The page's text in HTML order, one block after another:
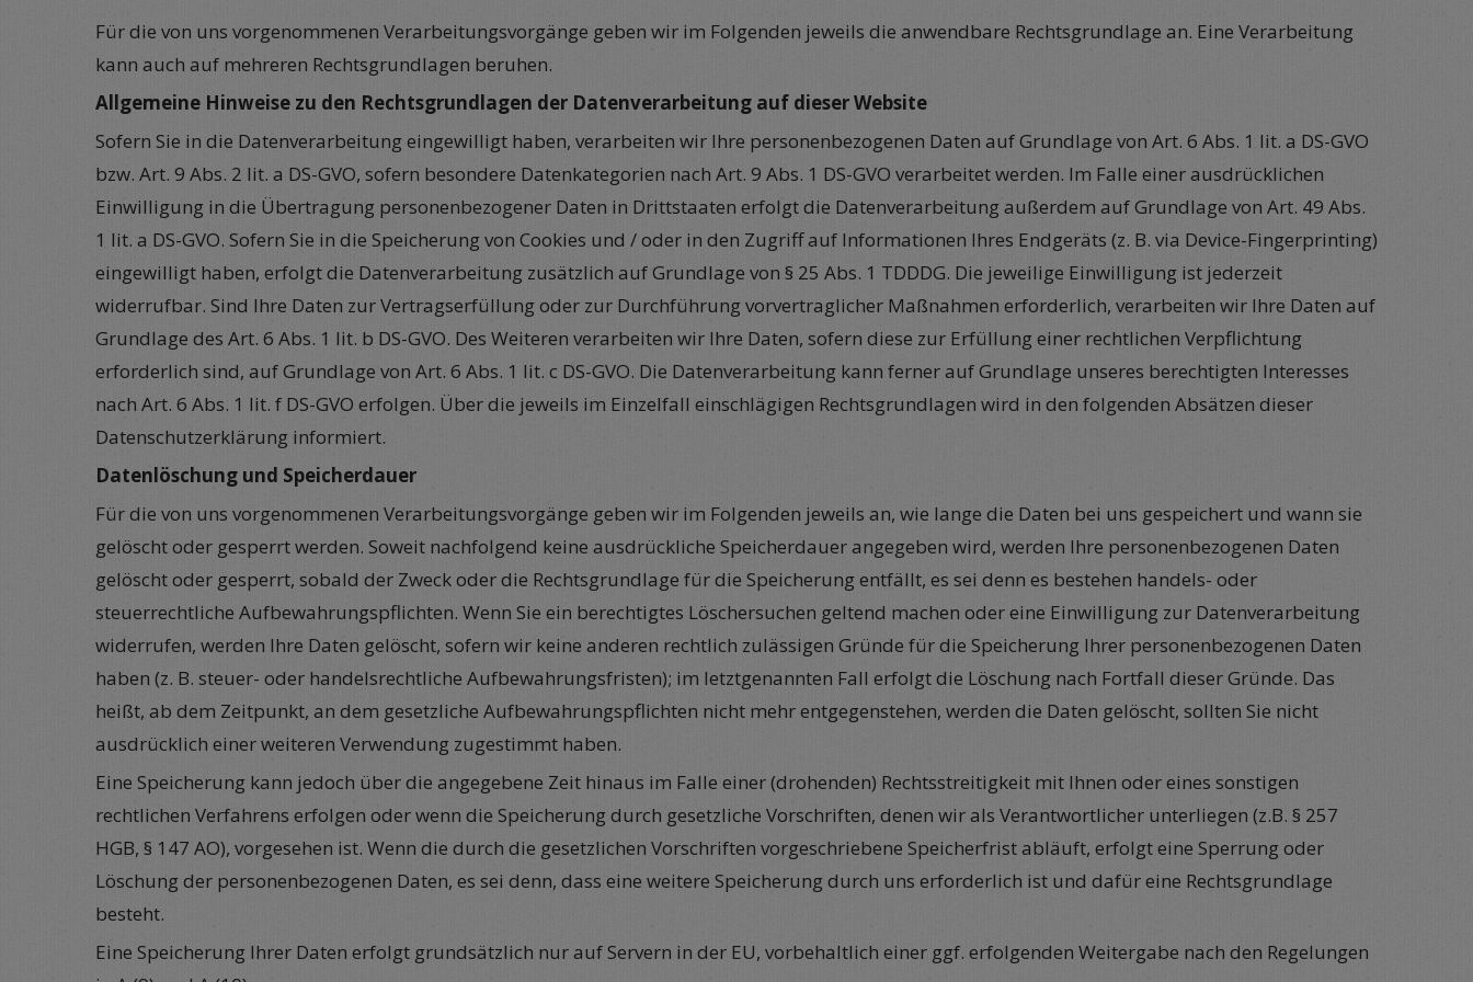
Für die von uns vorgenommenen Verarbeitungsvorgänge geben wir im Folgenden jeweils die anwendbare Rechtsgrundlage an. Eine Verarbeitung
kann auch auf mehreren Rechtsgrundlagen beruhen.
Allgemeine Hinweise zu den Rechtsgrundlagen der Datenverarbeitung auf dieser Website
Sofern Sie in die Datenverarbeitung eingewilligt haben, verarbeiten wir Ihre personenbezogenen Daten auf Grundlage von Art. 6 Abs. 1 lit. a DS-GVO
bzw. Art. 9 Abs. 2 lit. a DS-GVO, sofern besondere Datenkategorien nach Art. 9 Abs. 1 DS-GVO verarbeitet werden. Im Falle einer ausdrücklichen
Einwilligung in die Übertragung personenbezogener Daten in Drittstaaten erfolgt die Datenverarbeitung außerdem auf Grundlage von Art. 49 Abs.
1 lit. a DS-GVO. Sofern Sie in die Speicherung von Cookies und / oder in den Zugriff auf Informationen Ihres Endgeräts (z. B. via Device-Fingerprinting)
eingewilligt haben, erfolgt die Datenverarbeitung zusätzlich auf Grundlage von § 25 Abs. 1 TDDDG. Die jeweilige Einwilligung ist jederzeit
widerrufbar. Sind Ihre Daten zur Vertragserfüllung oder zur Durchführung vorvertraglicher Maßnahmen erforderlich, verarbeiten wir Ihre Daten auf
Grundlage des Art. 6 Abs. 1 lit. b DS-GVO. Des Weiteren verarbeiten wir Ihre Daten, sofern diese zur Erfüllung einer rechtlichen Verpflichtung
erforderlich sind, auf Grundlage von Art. 6 Abs. 1 lit. c DS-GVO. Die Datenverarbeitung kann ferner auf Grundlage unseres berechtigten Interesses
nach Art. 6 Abs. 1 lit. f DS-GVO erfolgen. Über die jeweils im Einzelfall einschlägigen Rechtsgrundlagen wird in den folgenden Absätzen dieser
Datenschutzerklärung informiert.
Datenlöschung und Speicherdauer
Für die von uns vorgenommenen Verarbeitungsvorgänge geben wir im Folgenden jeweils an, wie lange die Daten bei uns gespeichert und wann sie
gelöscht oder gesperrt werden. Soweit nachfolgend keine ausdrückliche Speicherdauer angegeben wird, werden Ihre personenbezogenen Daten
gelöscht oder gesperrt, sobald der Zweck oder die Rechtsgrundlage für die Speicherung entfällt, es sei denn es bestehen handels- oder
steuerrechtliche Aufbewahrungspflichten. Wenn Sie ein berechtigtes Löschersuchen geltend machen oder eine Einwilligung zur Datenverarbeitung
widerrufen, werden Ihre Daten gelöscht, sofern wir keine anderen rechtlich zulässigen Gründe für die Speicherung Ihrer personenbezogenen Daten
haben (z. B. steuer- oder handelsrechtliche Aufbewahrungsfristen); im letztgenannten Fall erfolgt die Löschung nach Fortfall dieser Gründe. Das
heißt, ab dem Zeitpunkt, an dem gesetzliche Aufbewahrungspflichten nicht mehr entgegenstehen, werden die Daten gelöscht, sollten Sie nicht
ausdrücklich einer weiteren Verwendung zugestimmt haben.
Eine Speicherung kann jedoch über die angegebene Zeit hinaus im Falle einer (drohenden) Rechtsstreitigkeit mit Ihnen oder eines sonstigen
rechtlichen Verfahrens erfolgen oder wenn die Speicherung durch gesetzliche Vorschriften, denen wir als Verantwortlicher unterliegen (z.B. § 257
HGB, § 147 AO), vorgesehen ist. Wenn die durch die gesetzlichen Vorschriften vorgeschriebene Speicherfrist abläuft, erfolgt eine Sperrung oder
Löschung der personenbezogenen Daten, es sei denn, dass eine weitere Speicherung durch uns erforderlich ist und dafür eine Rechtsgrundlage
besteht.
Eine Speicherung Ihrer Daten erfolgt grundsätzlich nur auf Servern in der EU, vorbehaltlich einer ggf. erfolgenden Weitergabe nach den Regelungen